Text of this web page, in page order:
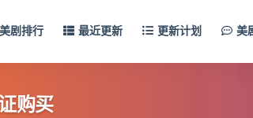
美剧排行 最近更新 更新计划 美
购买